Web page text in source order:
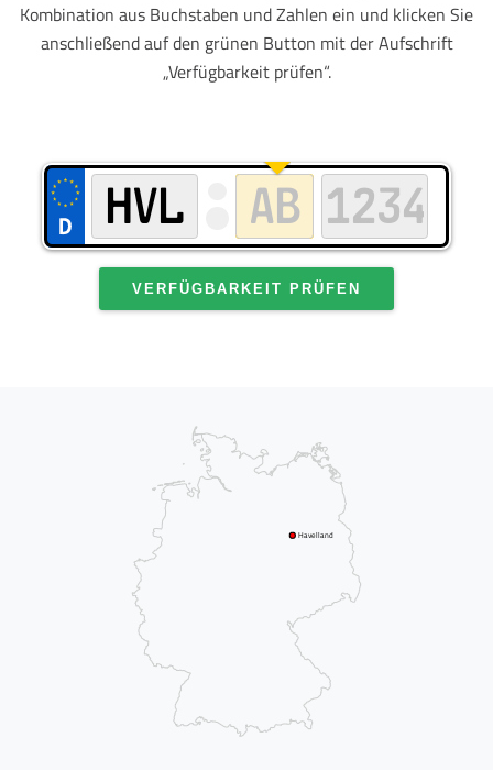
Kombination aus Buchstaben und Zahlen ein und klicken Sie
anschließend auf den grünen Button mit der Aufschrift
„Verfügbarkeit prüfen“.
VERFÜGBARKEIT PRÜFEN
Havelland